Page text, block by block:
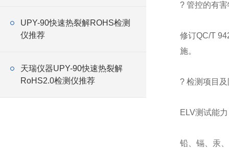
UPY-90快速热裂解ROHS检测
仪推荐
天瑞仪器UPY-90快速热裂解
RoHS2.0检测仪推荐
? 管控的有
修订QC/T
施。
? 检测项目
ELV测试能力
铅、镉、汞